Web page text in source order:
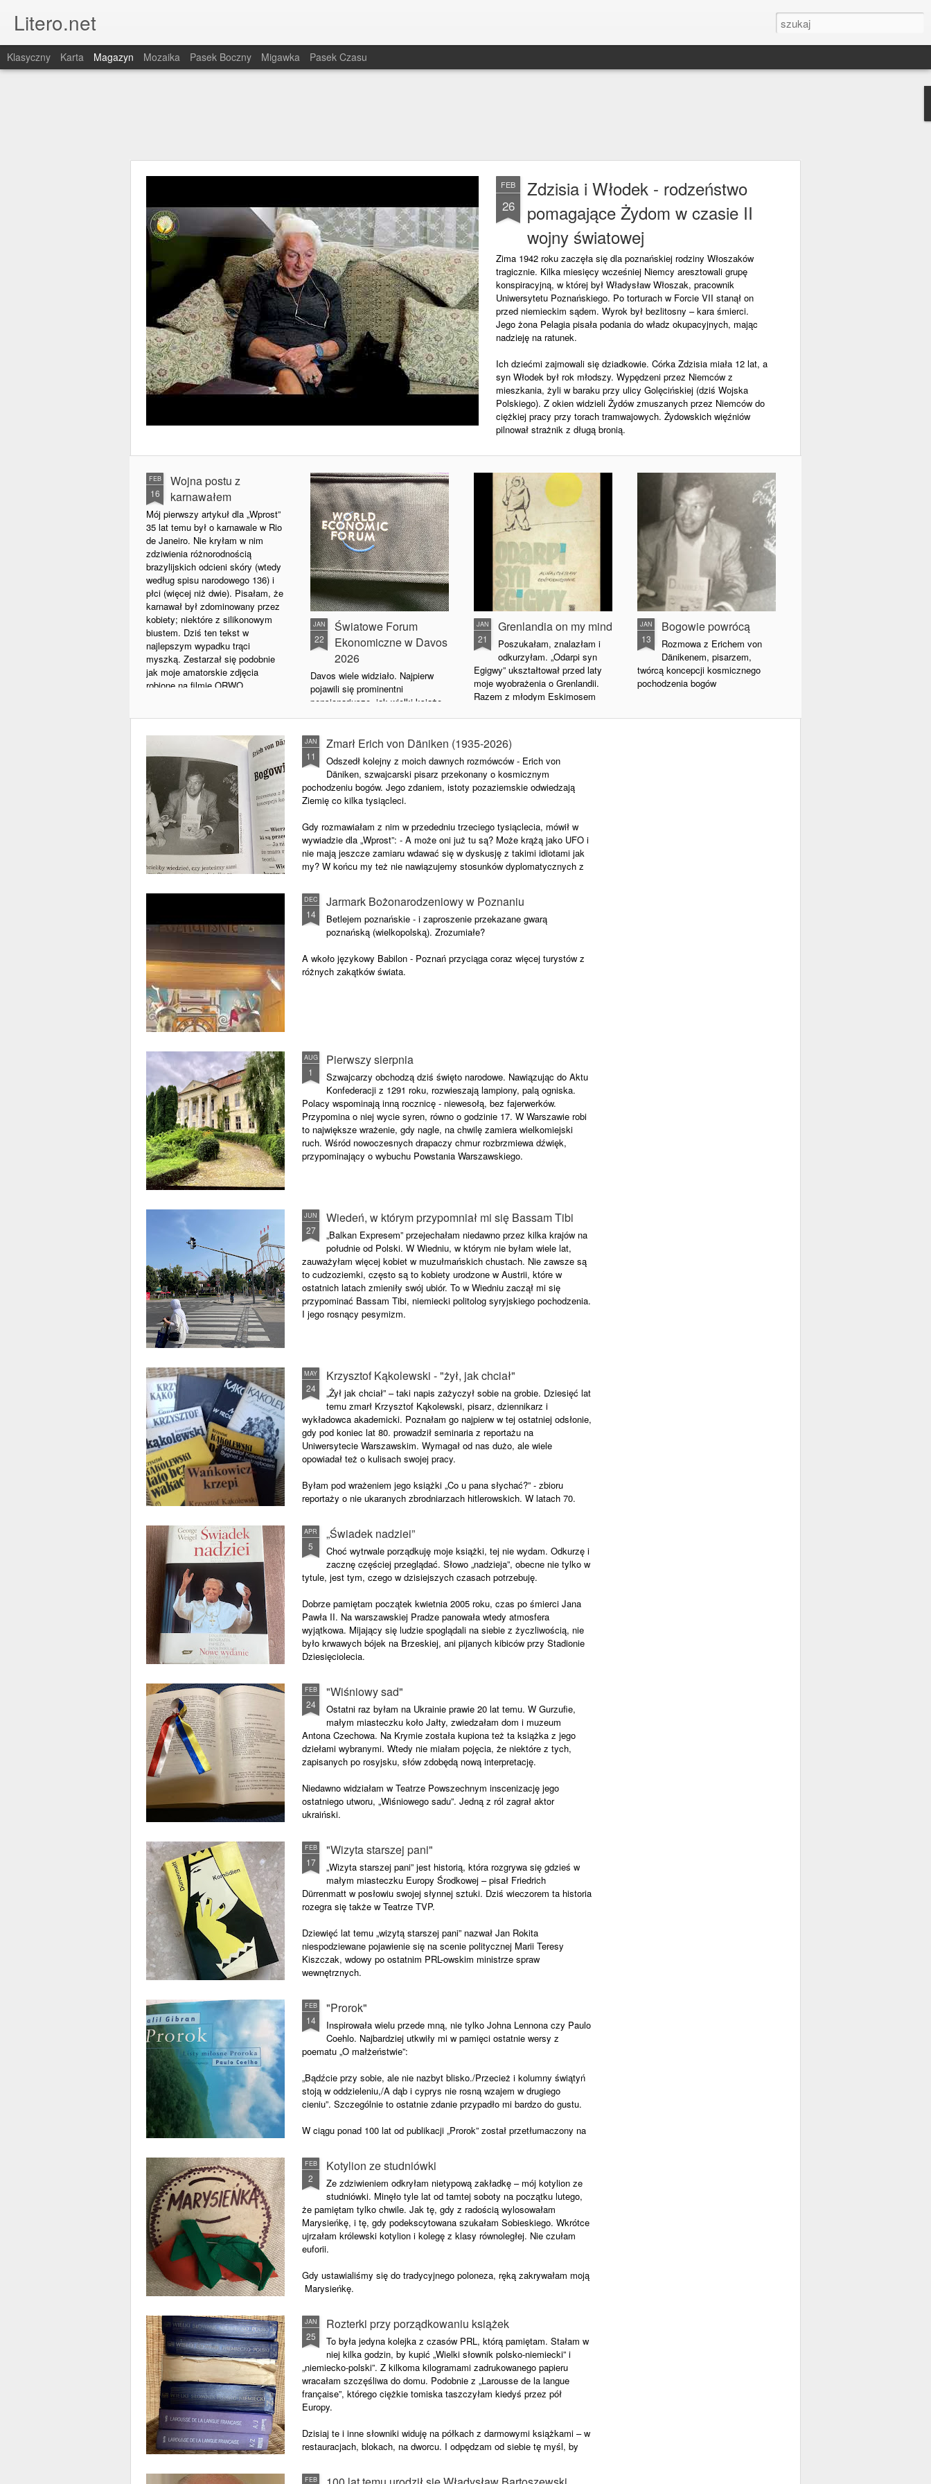
Litero.net
Klasyczny Karta Magazyn Mozaika Pasek Boczny Migawka Pasek Czasu
FEB
26
Zdzisia i Włodek - rodzeństwo
pomagające Żydom w czasie II
wojny światowej
Zima 1942 roku zaczęła się dla poznańskiej rodziny Włoszaków
tragicznie. Kilka miesięcy wcześniej Niemcy aresztowali grupę
konspiracyjną, w której był Władysław Włoszak, pracownik
Uniwersytetu Poznańskiego. Po torturach w Forcie VII stanął on
przed niemieckim sądem. Wyrok był bezlitosny – kara śmierci.
Jego żona Pelagia pisała podania do władz okupacyjnych, mając
nadzieję na ratunek.
Ich dziećmi zajmowali się dziadkowie. Córka Zdzisia miała 12 lat, a
syn Włodek był rok młodszy. Wypędzeni przez Niemców z
mieszkania, żyli w baraku przy ulicy Golęcińskiej (dziś Wojska
Polskiego). Z okien widzieli Żydów zmuszanych przez Niemców do
ciężkiej pracy przy torach tramwajowych. Żydowskich więźniów
pilnował strażnik z długą bronią.
FEB
16
Wojna postu z
karnawałem
Mój pierwszy artykuł dla „Wprost”
35 lat temu był o karnawale w Rio
de Janeiro. Nie kryłam w nim
zdziwienia różnorodnością
brazylijskich odcieni skóry (wtedy
według spisu narodowego 136) i
płci (więcej niż dwie). Pisałam, że
karnawał był zdominowany przez
kobiety; niektóre z silikonowym
biustem. Dziś ten tekst w
najlepszym wypadku trąci
myszką. Zestarzał się podobnie
jak moje amatorskie zdjęcia
robione na filmie ORWO.
Józefem M.
JAN
22
Światowe Forum
Ekonomiczne w Davos
2026
Davos wiele widziało. Najpierw
pojawili się prominentni
pensjonariusze, jak wielki książę
Dymitr Romanow, korzystający z
powietrza. Potem niektóre
sanatoria, na przykład słynne
Schatzalp, gdzie rozgrywa się
akcja „Czarodziejskiej góry”,
zamieniono na hotele. Zaczęli do
nich przyjeżdżać inni celebryci –
uczestnicy Światowego Forum
Ekonomicznego.
Dla nas, dziennikarzy, to
znakomita okazja, by zrobić
przynajmniej umówić.
JAN
21
Grenlandia on my mind
Poszukałam, znalazłam i
odkurzyłam. „Odarpi syn
Egigwy” ukształtował przed laty
moje wyobrażenia o Grenlandii.
Razem z młodym Eskimosem
zaprzyjaźniałam się z
opisom Aliny i Czesława
Centkiewiczów czułam się prawie
Eskimoską. Potem o tym
zapomniałam.
opisów docierają do mnie
arktyczne memy - i śmieszne, i
straszne zarazem. Podobnie jak
przed laty znów zaczynam więc
JAN
13
Bogowie powrócą
Rozmowa z Erichem von
Dänikenem, pisarzem,
twórcą koncepcji kosmicznego
pochodzenia bogów
czy też pańskie książki są przede
JAN
11
Zmarł Erich von Däniken (1935-2026)
Odszedł kolejny z moich dawnych rozmówców - Erich von
Däniken, szwajcarski pisarz przekonany o kosmicznym
pochodzeniu bogów. Jego zdaniem, istoty pozaziemskie odwiedzają
Ziemię co kilka tysiącleci.
Gdy rozmawiałam z nim w przededniu trzeciego tysiąclecia, mówił w
wywiadzie dla „Wprost”: - A może oni już tu są? Może krążą jako UFO i
nie mają jeszcze zamiaru wdawać się w dyskusję z takimi idiotami jak
my? W końcu my też nie nawiązujemy stosunków dyplomatycznych z
DEC
14
Jarmark Bożonarodzeniowy w Poznaniu
Betlejem poznańskie - i zaproszenie przekazane gwarą
poznańską (wielkopolską). Zrozumiałe?
A wkoło językowy Babilon - Poznań przyciąga coraz więcej turystów z
różnych zakątków świata.
AUG
1
Pierwszy sierpnia
Szwajcarzy obchodzą dziś święto narodowe. Nawiązując do Aktu
Konfederacji z 1291 roku, rozwieszają lampiony, palą ogniska.
Polacy wspominają inną rocznicę - niewesołą, bez fajerwerków.
Przypomina o niej wycie syren, równo o godzinie 17. W Warszawie robi
to największe wrażenie, gdy nagle, na chwilę zamiera wielkomiejski
ruch. Wśród nowoczesnych drapaczy chmur rozbrzmiewa dźwięk,
przypominający o wybuchu Powstania Warszawskiego.
JUN
27
Wiedeń, w którym przypomniał mi się Bassam Tibi
„Balkan Expresem” przejechałam niedawno przez kilka krajów na
południe od Polski. W Wiedniu, w którym nie byłam wiele lat,
zauważyłam więcej kobiet w muzułmańskich chustach. Nie zawsze są
to cudzoziemki, często są to kobiety urodzone w Austrii, które w
ostatnich latach zmieniły swój ubiór. To w Wiedniu zaczął mi się
przypominać Bassam Tibi, niemiecki politolog syryjskiego pochodzenia.
I jego rosnący pesymizm.
MAY
24
Krzysztof Kąkolewski - "żył, jak chciał"
„Żył jak chciał” – taki napis zażyczył sobie na grobie. Dziesięć lat
temu zmarł Krzysztof Kąkolewski, pisarz, dziennikarz i
wykładowca akademicki. Poznałam go najpierw w tej ostatniej odsłonie,
gdy pod koniec lat 80. prowadził seminaria z reportażu na
Uniwersytecie Warszawskim. Wymagał od nas dużo, ale wiele
opowiadał też o kulisach swojej pracy.
Byłam pod wrażeniem jego książki „Co u pana słychać?” - zbioru
reportaży o nie ukaranych zbrodniarzach hitlerowskich. W latach 70.
APR
5
„Świadek nadziei”
Choć wytrwale porządkuję moje książki, tej nie wydam. Odkurzę i
zacznę częściej przeglądać. Słowo „nadzieja”, obecne nie tylko w
tytule, jest tym, czego w dzisiejszych czasach potrzebuję.
Dobrze pamiętam początek kwietnia 2005 roku, czas po śmierci Jana
Pawła II. Na warszawskiej Pradze panowała wtedy atmosfera
wyjątkowa. Mijający się ludzie spoglądali na siebie z życzliwością, nie
było krwawych bójek na Brzeskiej, ani pijanych kibiców przy Stadionie
Dziesięciolecia.
FEB
24
"Wiśniowy sad"
Ostatni raz byłam na Ukrainie prawie 20 lat temu. W Gurzufie,
małym miasteczku koło Jałty, zwiedzałam dom i muzeum
Antona Czechowa. Na Krymie została kupiona też ta książka z jego
dziełami wybranymi. Wtedy nie miałam pojęcia, że niektóre z tych,
zapisanych po rosyjsku, słów zdobędą nową interpretację.
Niedawno widziałam w Teatrze Powszechnym inscenizację jego
ostatniego utworu, „Wiśniowego sadu”. Jedną z ról zagrał aktor
ukraiński.
FEB
17
"Wizyta starszej pani"
„Wizyta starszej pani” jest historią, która rozgrywa się gdzieś w
małym miasteczku Europy Środkowej – pisał Friedrich
Dürrenmatt w posłowiu swojej słynnej sztuki. Dziś wieczorem ta historia
rozegra się także w Teatrze TVP.
Dziewięć lat temu „wizytą starszej pani” nazwał Jan Rokita
niespodziewane pojawienie się na scenie politycznej Marii Teresy
Kiszczak, wdowy po ostatnim PRL-owskim ministrze spraw
wewnętrznych.
FEB
14
"Prorok"
Inspirowała wielu przede mną, nie tylko Johna Lennona czy Paulo
Coehlo. Najbardziej utkwiły mi w pamięci ostatnie wersy z
poematu „O małżeństwie”:
„Bądźcie przy sobie, ale nie nazbyt blisko./Przecież i kolumny świątyń
stoją w oddzieleniu,/A dąb i cyprys nie rosną wzajem w drugiego
cieniu”. Szczególnie to ostatnie zdanie przypadło mi bardzo do gustu.
W ciągu ponad 100 lat od publikacji „Prorok” został przetłumaczony na
FEB
2
Kotylion ze studniówki
Ze zdziwieniem odkryłam nietypową zakładkę – mój kotylion ze
studniówki. Minęło tyle lat od tamtej soboty na początku lutego,
że pamiętam tylko chwile. Jak tę, gdy z radością wylosowałam
Marysieńkę, i tę, gdy podekscytowana szukałam Sobieskiego. Wkrótce
ujrzałam królewski kotylion i kolegę z klasy równoległej. Nie czułam
euforii.
Gdy ustawialiśmy się do tradycyjnego poloneza, ręką zakrywałam moją
Marysieńkę.
JAN
25
Rozterki przy porządkowaniu książek
To była jedyna kolejka z czasów PRL, którą pamiętam. Stałam w
niej kilka godzin, by kupić „Wielki słownik polsko-niemiecki” i
„niemiecko-polski”. Z kilkoma kilogramami zadrukowanego papieru
wracałam szczęśliwa do domu. Podobnie z „Larousse de la langue
française”, którego ciężkie tomiska taszczyłam kiedyś przez pół
Europy.
Dzisiaj te i inne słowniki widuję na półkach z darmowymi książkami – w
restauracjach, blokach, na dworcu. I odpędzam od siebie tę myśl, by
FEB